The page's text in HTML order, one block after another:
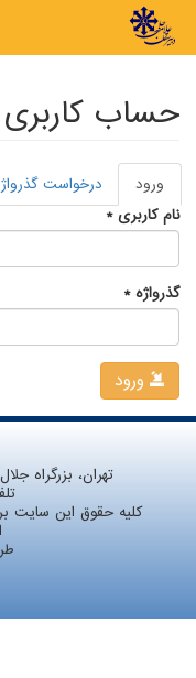
رفتن به محتوای اصلی
حساب کاربری
تب‌های اولیه
ورود
فعال)
درخواست
نام کاربری*
گذرواژه*
تهران، بزرگراه